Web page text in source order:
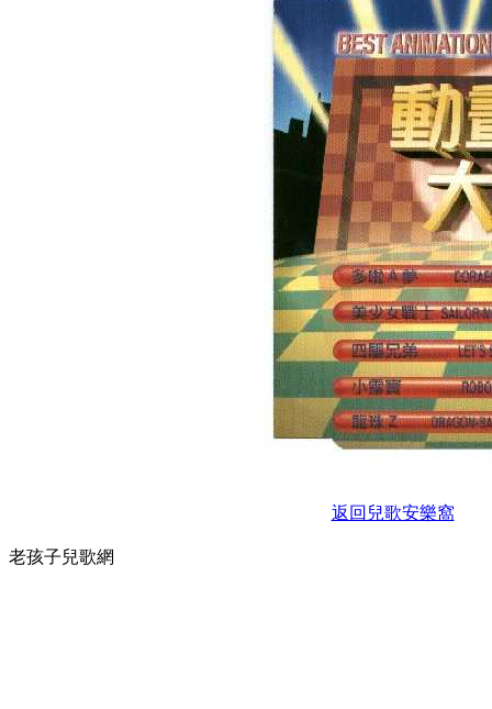
返回兒歌安樂窩
老孩子兒歌網